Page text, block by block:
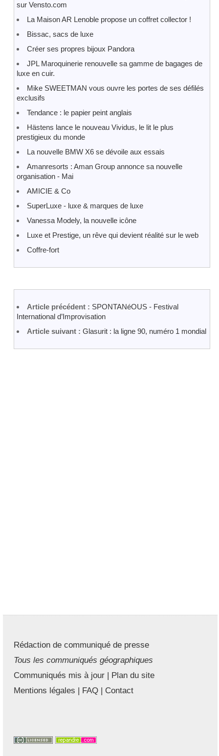
sur Vensto.com
La Maison AR Lenoble propose un coffret collector !
Bissac, sacs de luxe
Créer ses propres bijoux Pandora
JPL Maroquinerie renouvelle sa gamme de bagages de
luxe en cuir.
Mike SWEETMAN vous ouvre les portes de ses défilés
exclusifs
Tendance : le papier peint anglais
Hästens lance le nouveau Vividus, le lit le plus
prestigieux du monde
La nouvelle BMW X6 se dévoile aux essais
Amanresorts : Aman Group annonce sa nouvelle
organisation - Mai
AMICIE & Co
SuperLuxe - luxe & marques de luxe
Vanessa Modely, la nouvelle icône
Luxe et Prestige, un rêve qui devient réalité sur le web
Coffre-fort
Article précédent : SPONTANéOUS - Festival
International d’Improvisation
Article suivant : Glasurit : la ligne 90, numéro 1 mondial
Rédaction de communiqué de presse
Tous les communiqués géographiques
Communiqués mis à jour | Plan du site
Mentions légales | FAQ | Contact